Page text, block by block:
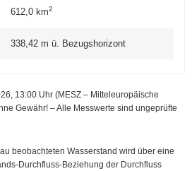
612,0 km2
338,42 m ü. Bezugshorizont
13:00 Uhr (MESZ – Mitteleuropäische
Gewähr! – Alle Messwerte sind ungeprüfte
beobachteten Wasserstand wird über eine
Durchfluss-Beziehung der Durchfluss